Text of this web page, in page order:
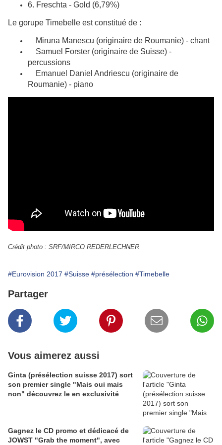
6. Freschta - Gold (6,79%)
Le gorupe Timebelle est constitué de :
Miruna Manescu (originaire de Roumanie) - chant
Samuel Forster (originaire de Suisse) -
percussions
Emanuel Daniel Andriescu (originaire de
Roumanie) - piano
Crédit photo : SRF/MIRCO REDERLECHNER
#Eurovision 2017 #Suisse #présélection #Timebelle
Partager
Vous aimerez aussi
Ginta (présélection suisse 2017) sort
son premier single "Mais oui mais
non" découvrez le en exclusivité
Gagnez le CD promo et dédicacé de
JOWST "Grab the moment", avec